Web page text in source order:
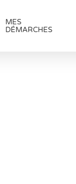
MES
DÉMARCHES